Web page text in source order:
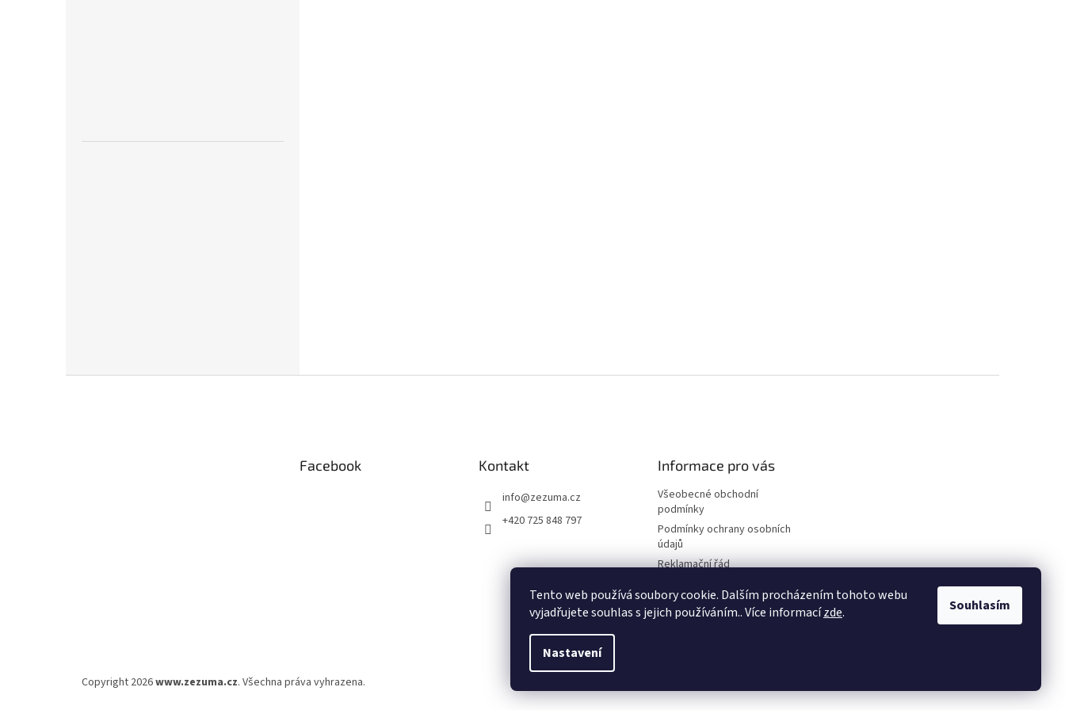
Tento web používá soubory cookie. Dalším procházením tohoto webu
vyjadřujete souhlas s jejich používáním.. Více informacízde.
Nastavení
Souhlasím
Facebook Kontakt
info@zezuma.cz
+420 725 848 797
Informace pro vás
Všeobecné obchodní
podmínky
Podmínky ochrany osobních
údajů
Reklamační řád
kupní smlouvy
Napište nám
Copyright 2026www.zezuma.cz. Všechna práva vyhrazena.